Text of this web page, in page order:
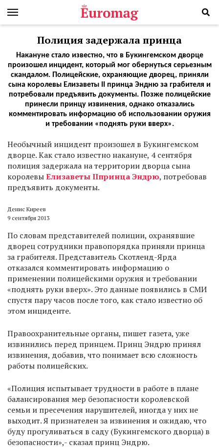
Полиция задержала принца
Накануне стало известно, что в Букингемском дворце
произошел инцидент, который мог обернуться серьезным
скандалом. Полицейские, охраняющие дворец, приняли
сына королевы Елизаветы II принца Эндню за грабителя и
потребовали предъявить документы. Позже полицейские
принесли принцу извинения, однако отказались
комментировать информацию об использовании оружия
и требовании «поднять руки вверх».
Необычный инцидент произошел в Букингемском
дворце. Как стало известно накануне, 4 сентября
полиция задержала на территории дворца сына
королевыЕлизаветы IIпринца Эндрю, потребовав
предъявить документы.
Денис Киреев
9 сентября 2013
По словам представителей полиции, охранявшие
дворец сотрудники правопорядка приняли принца
за грабителя. Представитель Скотленд-Ярда
отказался комментировать информацию о
применении полицейскими оружия и требовании
«поднять руки вверх». Это данные появились в СМИ
спустя пару часов после того, как стало известно об
этом инциденте.
Правоохранительные органы, пишет газета, уже
извинились перед принцем. Принц Эндрю принял
извинения, добавив, что понимает всю сложность
работы полицейских.
«Полиция испытывает трудности в работе в плане
балансирования мер безопасности королевской
семьи и пресечения нарушителей, иногда у них не
выходит. Я признателен за извинения и ожидаю, что
буду прогуливаться в саду (Букингемского дворца) в
безопасности»,- сказал принц Эндрю.